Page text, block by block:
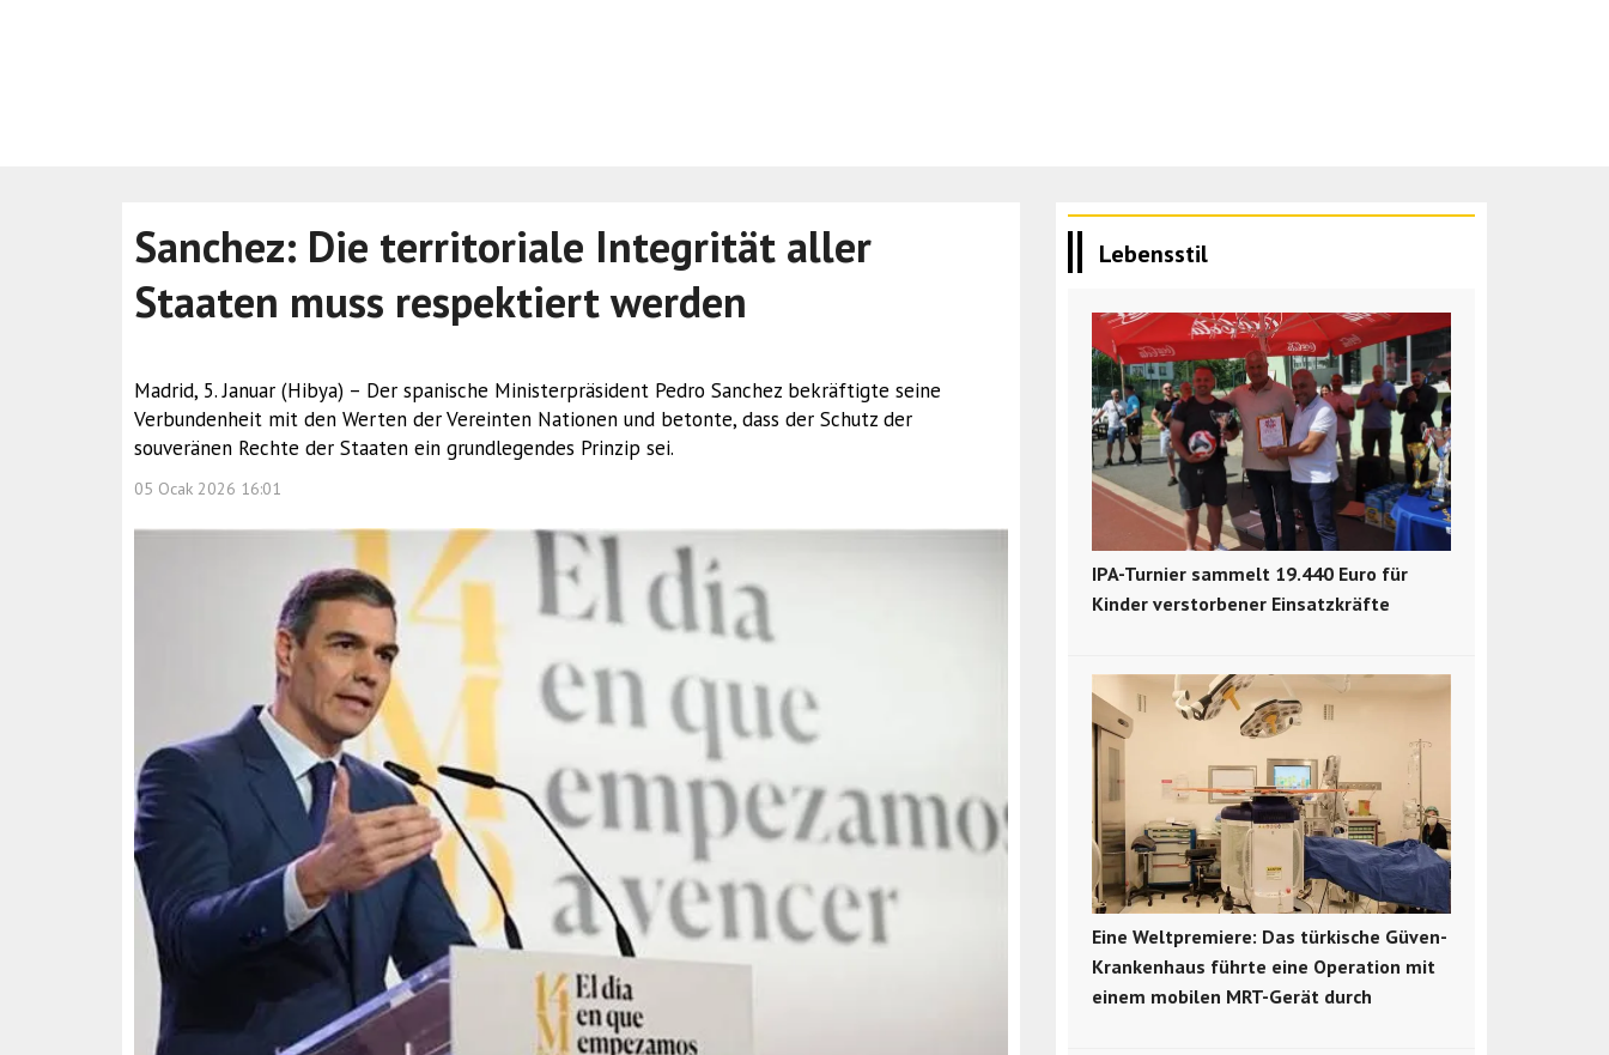
Sanchez: Die territoriale Integrität aller
Staaten muss respektiert werden
Madrid, 5. Januar (Hibya) – Der spanische Ministerpräsident Pedro Sanchez bekräftigte seine
Verbundenheit mit den Werten der Vereinten Nationen und betonte, dass der Schutz der
souveränen Rechte der Staaten ein grundlegendes Prinzip sei.
05 Ocak 2026 16:01
Lebensstil
IPA-Turnier sammelt 19.440 Euro für
Kinder verstorbener Einsatzkräfte
Eine Weltpremiere: Das türkische Güven-
Krankenhaus führte eine Operation mit
einem mobilen MRT-Gerät durch